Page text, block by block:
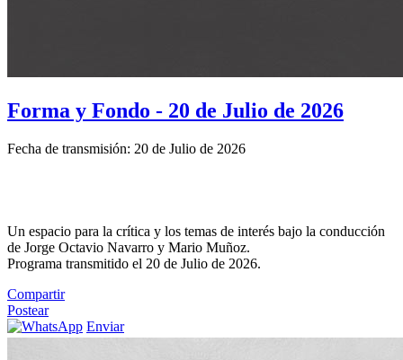
Forma y Fondo - 20 de Julio de 2026
Fecha de transmisión: 20 de Julio de 2026
Un espacio para la crítica y los temas de interés bajo la conducción
de Jorge Octavio Navarro y Mario Muñoz.
Programa transmitido el 20 de Julio de 2026.
Compartir
Postear
Enviar